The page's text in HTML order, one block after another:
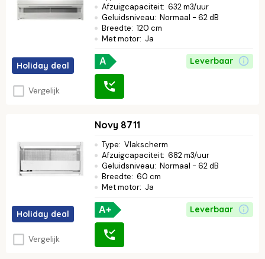
Holiday deal
Vergelijk
Afzuigcapaciteit: 632 m3/uur
Geluidsniveau: Normaal - 62 dB
Breedte: 120 cm
Met motor: Ja
A Leverbaar
Holiday deal
Vergelijk
Novy 8711
Type: Vlakscherm
Afzuigcapaciteit: 682 m3/uur
Geluidsniveau: Normaal - 62 dB
Breedte: 60 cm
Met motor: Ja
A+ Leverbaar